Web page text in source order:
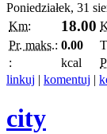
Poniedziałek, 31
Km:
18.00
Pr. maks.: 0.00
:
kcal
linkuj | komentuj |
city